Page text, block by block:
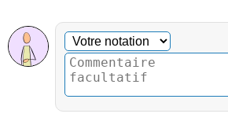
Commentaire facultatif
Votre notation